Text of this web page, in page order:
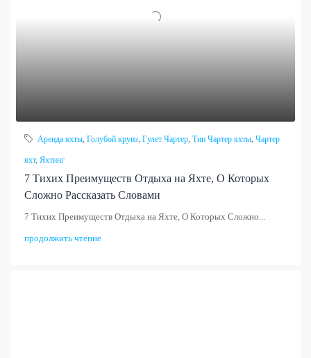
Аренда яхты, Голубой круиз, Гулет Чартер, Тип Чартер яхты, Чартер
яхт, Яхтинг
7 Тихих Преимуществ Отдыха на Яхте, О Которых
Сложно Рассказать Словами
7 Тихих Преимуществ Отдыха на Яхте, О Которых Сложно...
продолжить чтение